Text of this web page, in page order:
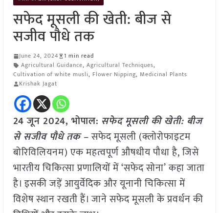
सफेद मूसली की खेती: बीज से
सजीव पौधे तक
June 24, 2024
1 min read
Agricultural Guidance, Agricultural Techniques,
Cultivation of white musli, Flower Nipping, Medicinal Plants
Krishak Jagat
24 जून 2024, भोपाल: सफेद मूसली की खेती: बीज
से सजीव पौधे तक –सफेद मूसली (क्लोरोफाइटम
बोरिविलियनम) एक महत्वपूर्ण औषधीय पौधा है, जिसे
भारतीय चिकित्सा प्रणालियों में ‘सफेद सोना’ कहा जाता
है। इसकी जड़ें आयुर्वेदिक और यूनानी चिकित्सा में
विशेष स्थान रखती हैं। जाने सफेद मूसली के प्रवर्धन की